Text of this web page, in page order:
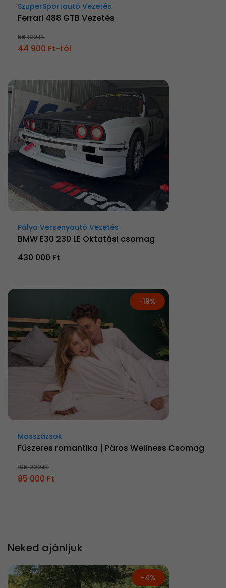
SzuperSportautó Vezetés
Ferrari 488 GTB Vezetés
56 100 Ft
44 900 Ft-tól
Pálya Versenyautó Vezetés
BMW E30 230 LE Oktatási csomag
430 000 Ft
-19%
Masszázsok
Fűszeres romantika | Páros Wellness Csomag
105 000 Ft
85 000 Ft
Neked ajánljuk
-4%